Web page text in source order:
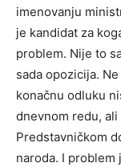
imenovanju
je kandidat za
problem. Nije to
sada opozicija.
konačnu odluku
dnevnom redu,
Predstavničkom
naroda. I